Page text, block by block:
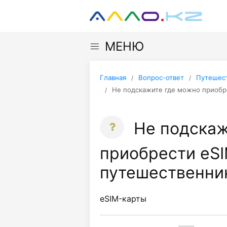
МЕНЮ
Главная Вопрос-ответ
Не подскажите где можно
Не
приобрести
eSIM-карты